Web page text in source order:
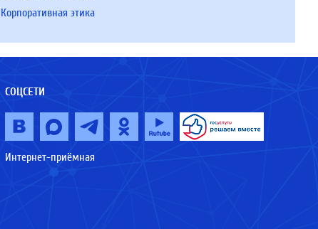
Корпоративная этика
СОЦСЕТИ
Интернет-приёмная